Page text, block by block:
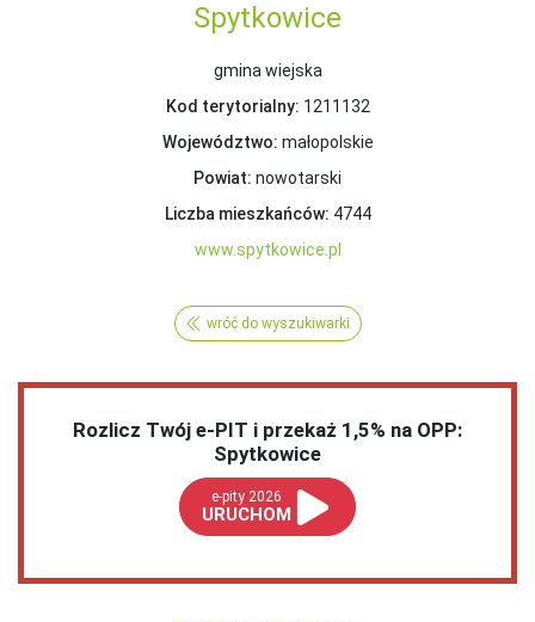
Spytkowice
gmina wiejska
Kod terytorialny: 1211132
Województwo: małopolskie
Powiat: nowotarski
Liczba mieszkańców: 4744
www.spytkowice.pl
wróć do wyszukiwarki
Rozlicz Twój e-PIT i przekaż 1,5% na OPP:
Spytkowice
e-pity 2026
URUCHOM